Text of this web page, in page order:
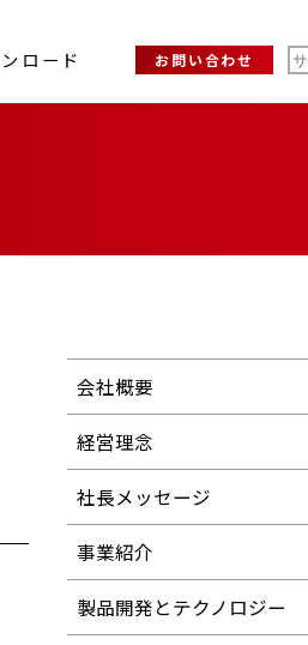
お問い合わせ
ロード
会社概要
経営理念
社長メッセージ
事業紹介
製品開発とテクノロジー